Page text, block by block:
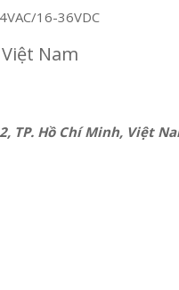
16-36VDC
Nam
Hồ Chí Minh, Việt